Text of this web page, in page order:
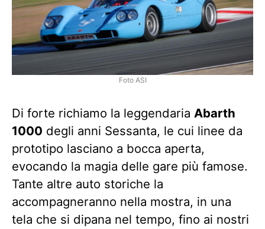
Foto ASI
Di forte richiamo la leggendaria Abarth
1000 degli anni Sessanta, le cui linee da
prototipo lasciano a bocca aperta,
evocando la magia delle gare più famose.
Tante altre auto storiche la
accompagneranno nella mostra, in una
tela che si dipana nel tempo, fino ai nostri